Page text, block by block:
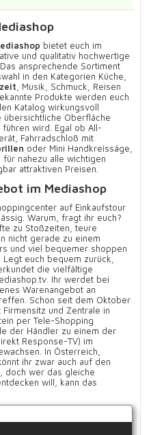
bietet euch im
und qualitativ hochwertige
ansprechende Sortiment
in den Kategorien Küche,
, Musik, Schmuck, Reisen
Produkte werden euch
Katalog wirkungsvoll
Oberfläche
wird. Egal ob All-
Fahrradschloß mit
oder Mini Handkreissäge,
nahezu alle wichtigen
attraktiven Preisen.
im Mediashop
auf Einkaufstour
Warum, fragt ihr euch?
zu Stoßzeiten, teure
nicht gerade zu einem
und viel bequemer shoppen
euch bequem zurück,
die vielfältige
Ihr werdet bei
Warenangebot an
Schon seit dem Oktober
und Zentrale in
per Tele-Shopping
der Händler zu einem der
Response-TV) im
In Österreich,
ihr zwar auch auf den
doch wer das gleiche
will, kann das